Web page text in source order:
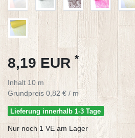
8,19 EUR *
Inhalt 10 m
Grundpreis 0,82 € / m
Lieferung innerhalb 1-3 Tage
Nur noch 1 VE am Lager